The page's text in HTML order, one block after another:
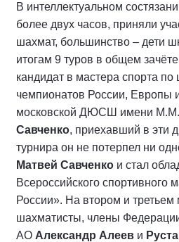
В интеллектуальном
более двух часов, приняли
шахмат, большинство – дети
итогам 9 туров в общем
кандидат в мастера спорта
чемпионатов России, Европы
московской ДЮСШ имени М.М.
Савченко, приехавший в эти
турнира он не потерпел ни
Матвей Савченко и стал
Всероссийского спортивного
России». На втором и
шахматисты, члены
АО Александр Алеев и